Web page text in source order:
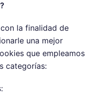
la finalidad de
una mejor
que empleamos
categorías: